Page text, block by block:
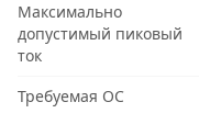
Максимально
допустимый пиковый
ток
Требуемая ОС